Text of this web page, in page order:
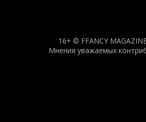
16+ © FFANCY
Мнения уважаемых